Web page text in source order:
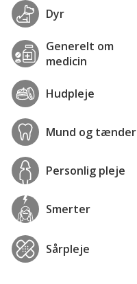
Dyr
Generelt om
medicin
Hudpleje
Mund og tænder
Personlig pleje
Smerter
Sårpleje